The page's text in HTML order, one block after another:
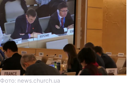
Фото: news.church.ua